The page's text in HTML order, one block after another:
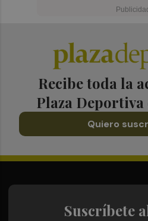
Recibe toda la
Plaza
Quiero
Suscríbete